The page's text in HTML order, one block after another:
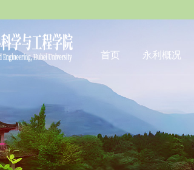
首页 永利概况